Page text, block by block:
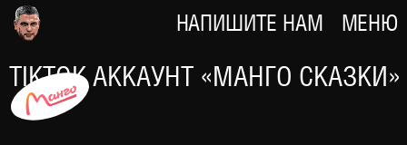
МЕНЮ
НАПИШИТЕ НАМ
TIKTOK АККАУНТ «МАНГО СКАЗКИ»